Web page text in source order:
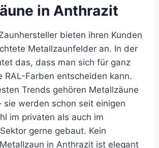
in Anthrazit
bieten ihren Kunden
Metallzaunfelder an. In der
das, dass man sich für ganz
RAL-Farben entscheiden kann.
Trends gehören Metallzäune
sie werden schon seit einigen
im privaten als auch im
gerne gebaut. Kein
in Anthrazit ist elegant